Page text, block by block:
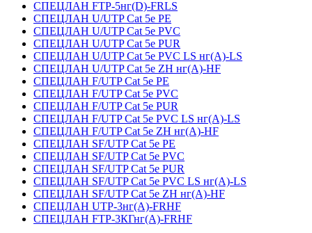
СПЕЦЛАН FTP-5нг(D)-FRLS
СПЕЦЛАН U/UTP Cat 5e PE
СПЕЦЛАН U/UTP Cat 5e PVC
СПЕЦЛАН U/UTP Cat 5e PUR
СПЕЦЛАН U/UTP Cat 5e PVC LS нг(А)-LS
СПЕЦЛАН U/UTP Cat 5e ZH нг(А)-HF
СПЕЦЛАН F/UTP Cat 5e PE
СПЕЦЛАН F/UTP Cat 5e PVC
СПЕЦЛАН F/UTP Cat 5e PUR
СПЕЦЛАН F/UTP Cat 5e PVC LS нг(А)-LS
СПЕЦЛАН F/UTP Cat 5e ZH нг(А)-HF
СПЕЦЛАН SF/UTP Cat 5e PE
СПЕЦЛАН SF/UTP Cat 5e PVC
СПЕЦЛАН SF/UTP Cat 5e PUR
СПЕЦЛАН SF/UTP Cat 5e PVC LS нг(А)-LS
СПЕЦЛАН SF/UTP Cat 5e ZH нг(А)-HF
СПЕЦЛАН UTP-3нг(А)-FRHF
СПЕЦЛАН FTP-3КГнг(А)-FRHF